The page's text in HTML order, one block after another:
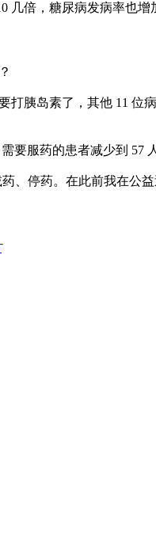
倍，糖尿病发病率也
胰岛素了，其他 11 位
服药的患者减少到 57
、停药。在此前我在公